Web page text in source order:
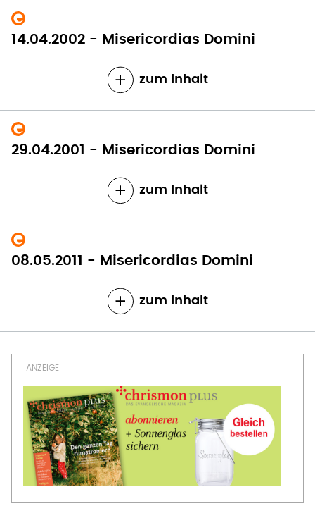
14.04.2002 - Misericordias Domini
zum Inhalt
29.04.2001 - Misericordias Domini
zum Inhalt
08.05.2011 - Misericordias Domini
zum Inhalt